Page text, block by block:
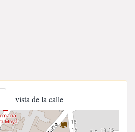
vista de la calle